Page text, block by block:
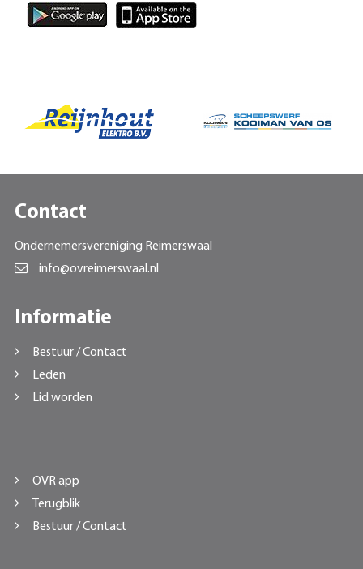
Contact
Ondernemersvereniging Reimerswaal
info@ovreimerswaal.nl
Informatie
Bestuur / Contact
Leden
Lid worden
OVR app
Terugblik
Bestuur / Contact